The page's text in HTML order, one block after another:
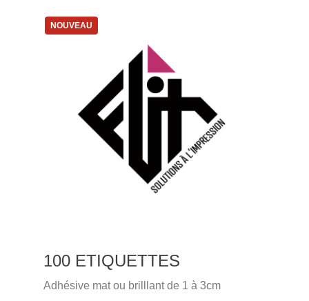
NOUVEAU
100 ETIQUETTES
Adhésive mat ou brilllant de 1 à 3cm